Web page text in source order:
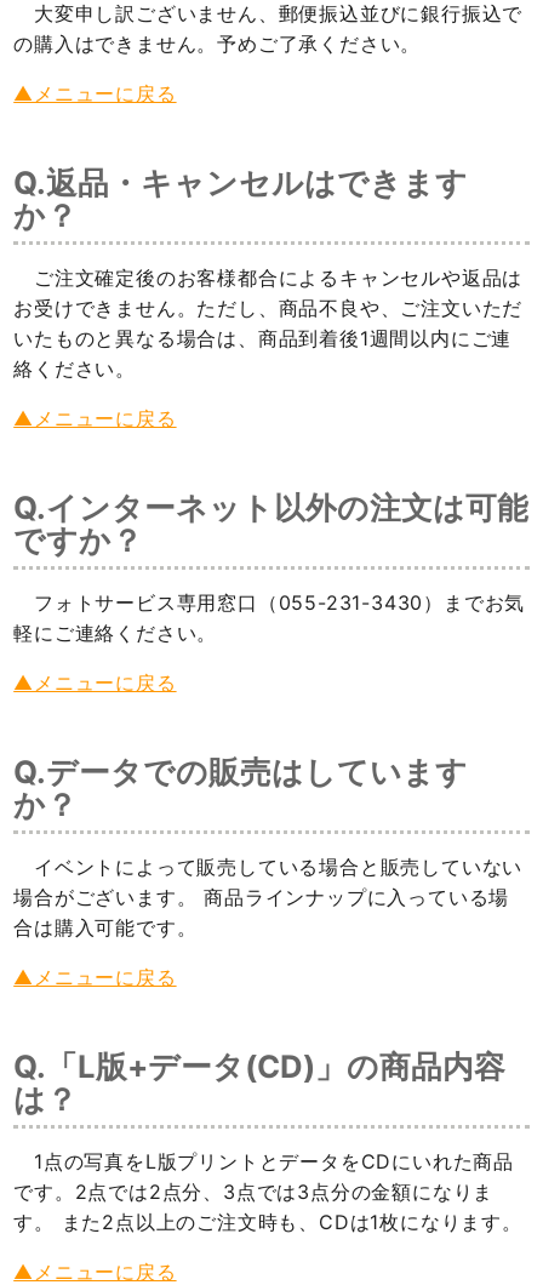
大変申し訳ございません、郵便振込並びに銀行振込で
の購入はできません。予めご了承ください。
▲メニューに戻る
Q.返品・キャンセルはできます
か？
ご注文確定後のお客様都合によるキャンセルや返品は
お受けできません。ただし、商品不良や、ご注文いただ
いたものと異なる場合は、商品到着後1週間以内にご連
絡ください。
▲メニューに戻る
Q.インターネット以外の注文は可能
ですか？
フォトサービス専用窓口（055-231-3430）までお気
軽にご連絡ください。
▲メニューに戻る
Q.データでの販売はしています
か？
イベントによって販売している場合と販売していない
場合がございます。 商品ラインナップに入っている場
合は購入可能です。
▲メニューに戻る
Q.「L版+データ(CD)」の商品内容
は？
1点の写真をL版プリントとデータをCDにいれた商品
です。2点では2点分、3点では3点分の金額になりま
す。 また2点以上のご注文時も、CDは1枚になります。
▲メニューに戻る